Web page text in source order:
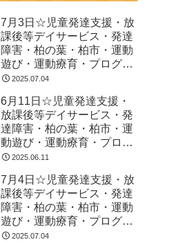
7月3日☆児童発達支援・放
課後等デイサービス・発達
障害・柏の葉・柏市・運動
遊び・運動療育・プログラ
ム・楽しい療育
2025.07.04
6月11日☆児童発達支援・
放課後等デイサービス・発
達障害・柏の葉・柏市・運
動遊び・運動療育・プログ
ラム・楽しい療育
2025.06.11
7月4日☆児童発達支援・放
課後等デイサービス・発達
障害・柏の葉・柏市・運動
遊び・運動療育・プログラ
ム・楽しい療育
2025.07.04